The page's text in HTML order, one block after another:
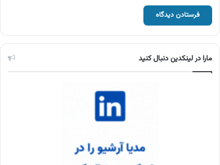
مارا در لینکدین دنبال کنید